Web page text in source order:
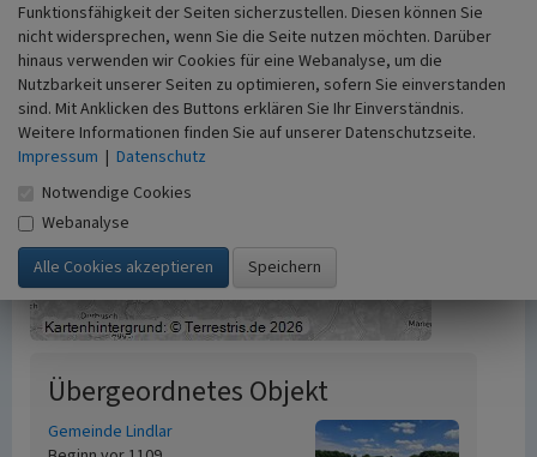
Übergeordnetes Objekt
Gemeinde Lindlar
Funktionsfähigkeit der Seiten sicherzustellen. Diesen können Sie
nicht widersprechen, wenn Sie die Seite nutzen möchten. Darüber
hinaus verwenden wir Cookies für eine Webanalyse, um die
Nutzbarkeit unserer Seiten zu optimieren, sofern Sie einverstanden
sind. Mit Anklicken des Buttons erklären Sie Ihr Einverständnis.
Weitere Informationen finden Sie auf unserer Datenschutzseite.
Impressum | Datenschutz
Notwendige Cookies
Webanalyse